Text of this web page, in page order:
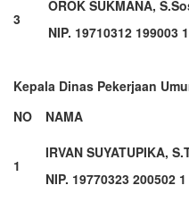
3
OROK SUKMANA,
NIP. 19710312 199003
Kepala Dinas Pekerjaan
NO
NAMA
1
IRVAN SUYATUPIKA,
NIP. 19770323 200502 1